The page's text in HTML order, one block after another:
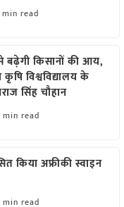
min read
बढ़ेगी किसानों की आय,
कृषि विश्वविद्यालय के
सिंह चौहान
min read
किया अफ्रीकी स्वाइन
min read